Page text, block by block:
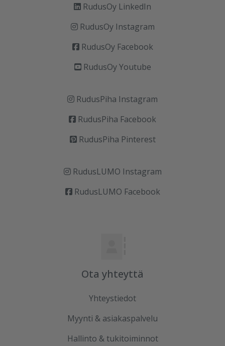
RudusOy LinkedIn
RudusOy Instagram
RudusOy Facebook
RudusOy Youtube
RudusPiha Instagram
RudusPiha Facebook
RudusPiha Pinterest
RudusLUMO Instagram
RudusLUMO Facebook
Ota yhteyttä
Yhteystiedot
Myynti & asiakaspalvelu
Hallinto & tukitoiminnot